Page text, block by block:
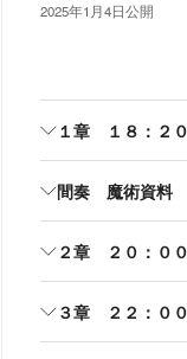
2025年1月4日公開
１章 １８：２
間奏 魔術資料
２章 ２０：０
３章 ２２：０